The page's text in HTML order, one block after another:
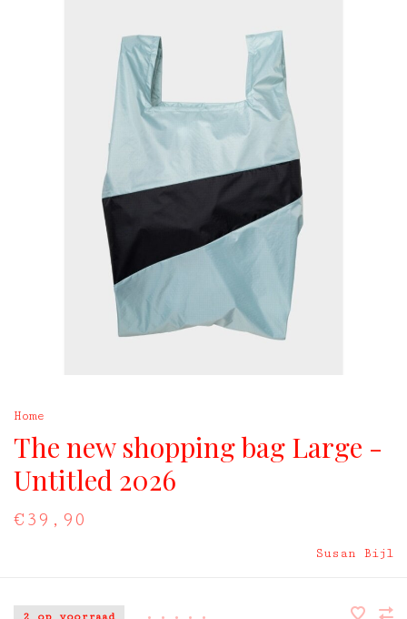
Home
The new shopping bag Large -
Untitled 2026
€39,90
Susan Bijl